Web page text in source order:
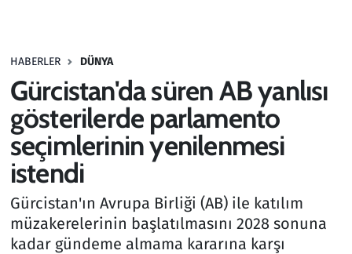
HABERLER DÜNYA
Gürcistan'da süren AB yanlısı
gösterilerde parlamento
seçimlerinin yenilenmesi
istendi
Gürcistan'ın Avrupa Birliği (AB) ile katılım
müzakerelerinin başlatılmasını 2028 sonuna
kadar gündeme almama kararına karşı
Haber
Kültür Sanat
Kurumsal Haberler
Lezzet Durağı
Memur ve Kamu